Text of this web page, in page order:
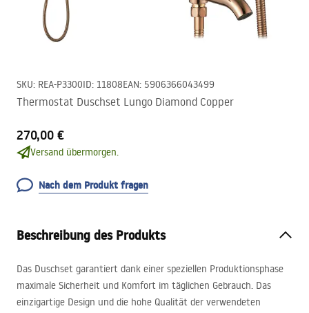
SKU: REA-P3300ID: 11808EAN: 5906366043499
Thermostat Duschset Lungo Diamond Copper
270,00 €
Versand übermorgen.
Nach dem Produkt fragen
Beschreibung des Produkts
Das Duschset garantiert dank einer speziellen Produktionsphase
maximale Sicherheit und Komfort im täglichen Gebrauch. Das
einzigartige Design und die hohe Qualität der verwendeten